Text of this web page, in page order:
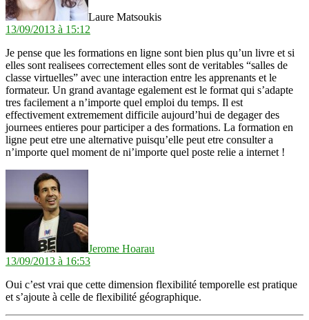
Laure Matsoukis
13/09/2013 à 15:12
Je pense que les formations en ligne sont bien plus qu’un livre et si
elles sont realisees correctement elles sont de veritables “salles de
classe virtuelles” avec une interaction entre les apprenants et le
formateur. Un grand avantage egalement est le format qui s’adapte
tres facilement a n’importe quel emploi du temps. Il est
effectivement extremement difficile aujourd’hui de degager des
journees entieres pour participer a des formations. La formation en
ligne peut etre une alternative puisqu’elle peut etre consulter a
n’importe quel moment de ni’importe quel poste relie a internet !
Jerome Hoarau
13/09/2013 à 16:53
Oui c’est vrai que cette dimension flexibilité temporelle est pratique
et s’ajoute à celle de flexibilité géographique.